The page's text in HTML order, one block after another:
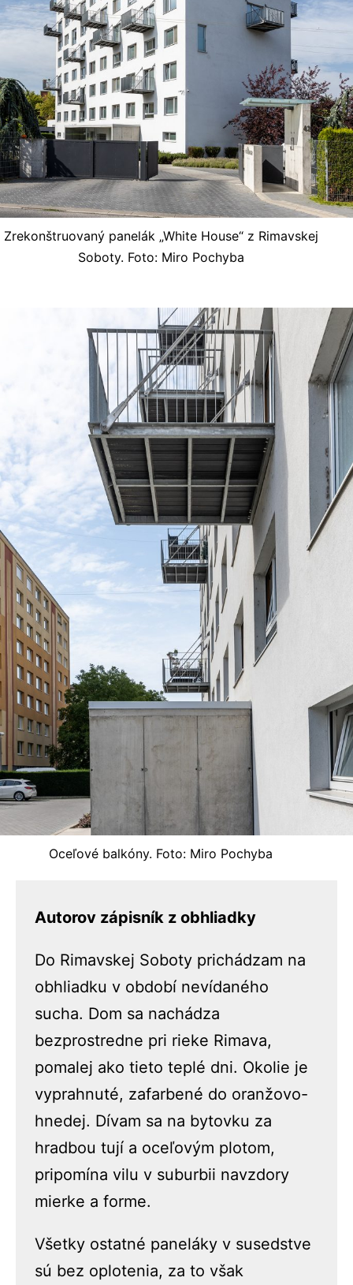
Zrekonštruovaný panelák „White House“ z Rimavskej
Soboty. Foto: Miro Pochyba
Oceľové balkóny. Foto: Miro Pochyba
Autorov zápisník z obhliadky
Do Rimavskej Soboty prichádzam na
obhliadku v období nevídaného
sucha. Dom sa nachádza
bezprostredne pri rieke Rimava,
pomalej ako tieto teplé dni. Okolie je
vyprahnuté, zafarbené do oranžovo-
hnedej. Dívam sa na bytovku za
hradbou tují a oceľovým plotom,
pripomína vilu v suburbii navzdory
mierke a forme.
Všetky ostatné paneláky v susedstve
sú bez oplotenia, za to však